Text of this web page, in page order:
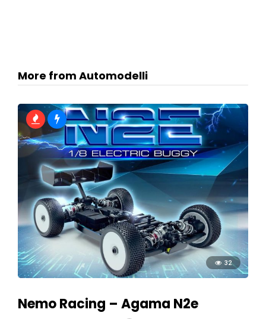
More from Automodelli
32
Nemo Racing – Agama N2e